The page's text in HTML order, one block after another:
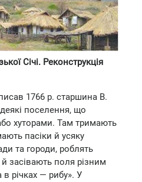
Січі. Реконструкція
1766 р. старшина В.
поселення, що
хуторами. Там тримають
пасіки й усяку
та городи, роблять
засівають поля різним
в річках — рибу». У